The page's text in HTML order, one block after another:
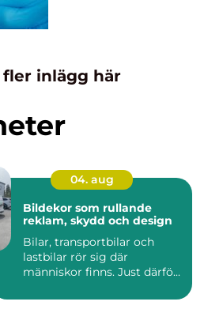
fler inlägg här
04. aug
Bildekor som rullande
reklam, skydd och design
Bilar, transportbilar och
lastbilar rör sig där
människor finns. Just därfö...